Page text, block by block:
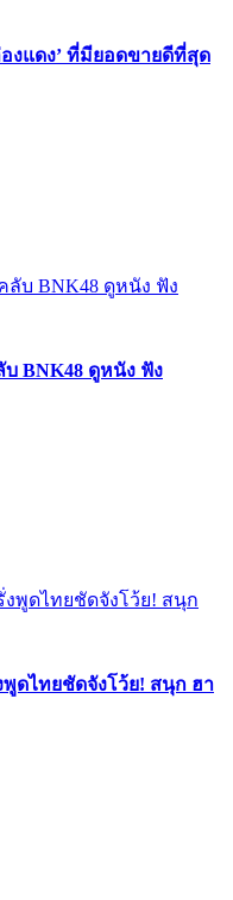
งแดง’ ที่มียอดขายดีที่สุด
BNK48 ดูหนัง ฟัง
พูดไทยชัดจังโว้ย! สนุก ฮา